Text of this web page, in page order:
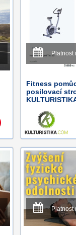
Platnost
Fitness
posilovací
Platnost